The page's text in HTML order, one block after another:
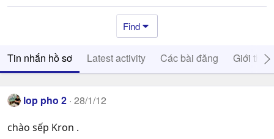
Find
Tin nhắn hồ sơ Latest activity Các bài đăng Giới thiệu
lop pho 2 28/1/12
chào sếp Kron .